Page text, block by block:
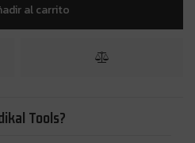
al carrito
Tools?